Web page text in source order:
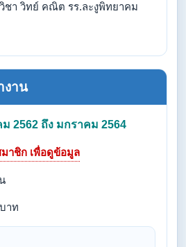
ชา วิทย์ คณิต รร.ละงูพิทยาคม
งาน
2562 ถึง มกราคม 2564
าชิก เพื่อดูข้อมูล
าท